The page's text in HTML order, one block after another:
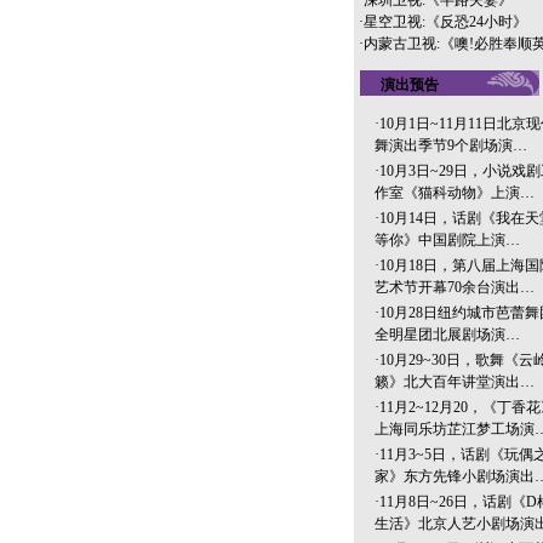
·星空卫视:《反恐24小时》
·内蒙古卫视:《噢!必胜奉顺英
演出预告
·10月1日~11月11日北京
舞演出季节9个剧场演…
·10月3日~29日，小说戏
作室《猫科动物》上演…
·10月14日，话剧《我在天
等你》中国剧院上演…
·10月18日，第八届上海国
艺术节开幕70余台演出…
·10月28日纽约城市芭蕾舞
全明星团北展剧场演…
·10月29~30日，歌舞《云
籁》北大百年讲堂演出…
·11月2~12月20，《丁香花
上海同乐坊芷江梦工场演
·11月3~5日，话剧《玩偶
家》东方先锋小剧场演出
·11月8日~26日，话剧《D
生活》北京人艺小剧场演